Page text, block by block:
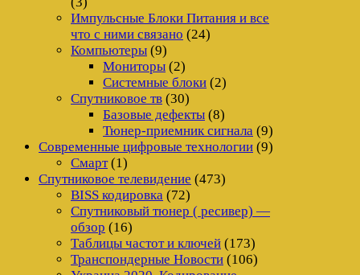
Импульсные Блоки Питания и все
что с ними связано (24)
Компьютеры (9)
Мониторы (2)
Системные блоки (2)
Спутниковое тв (30)
Базовые дефекты (8)
Тюнер-приемник сигнала (9)
Современные цифровые технологии (9)
Смарт(1)
Спутниковое телевидение (473)
BISS кодировка (72)
Спутниковый тюнер ( ресивер) —
обзор (16)
Таблицы частот и ключей (173)
Транспондерные Новости (106)